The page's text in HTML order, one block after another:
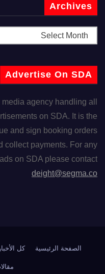
Archives
Advertise On SDA
agency handling all
on SDA. It is the
and sign booking orders
collect payments. For any
on SDA please contact
deight@segma.co
الصفحة الرئيسية كل الأخبار